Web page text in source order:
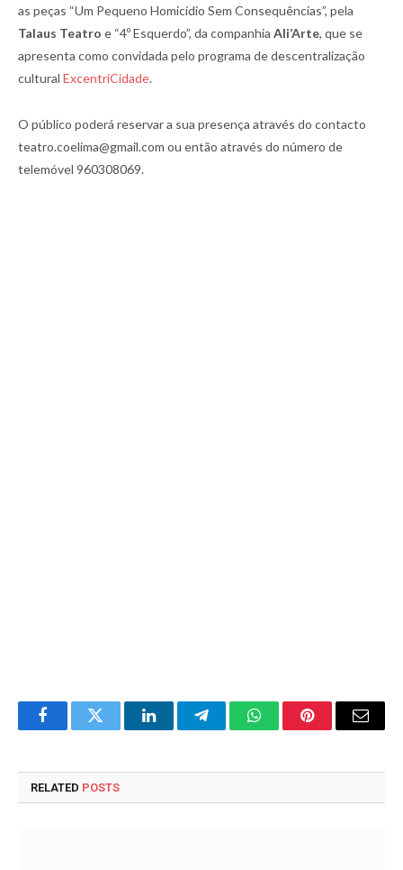
as peças “Um Pequeno Homicídio Sem Consequências”, pela
Talaus Teatro e “4º Esquerdo”, da companhia Ali’Arte, que se
apresenta como convidada pelo programa de descentralização
cultural ExcentriCidade.
O público poderá reservar a sua presença através do contacto
teatro.coelima@gmail.com ou então através do número de
telemóvel 960308069.
FacebookTwitter LinkedInTelegramWhatsAppPinterestEmail
RELATED POSTS